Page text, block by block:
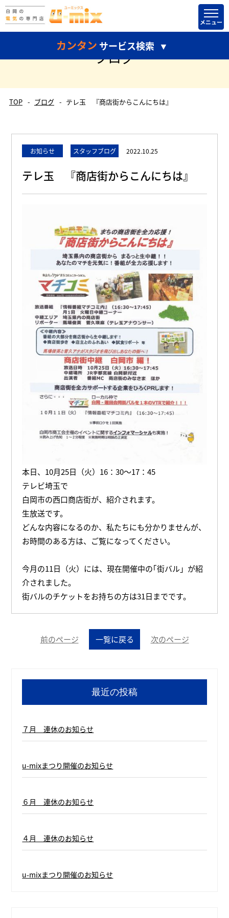
カンタン サービス検索
どちらかだけ選択して検索することもできます。
ブログ
TOP ブログ テレ玉 『商店街からこんにちは』
お知らせ スタッフブログ 2022.10.25
テレ玉 『商店街からこんにちは』
本日、10月25日（火）16：30～17：45
テレビ埼玉で
白岡市の西口商店街が、紹介されます。
生放送です。
どんな内容になるのか、私たちにも分かりませんが、
お時間のある方は、ご覧になってください。
今月の11日（火）には、現在開催中の｢街バル」が紹
介されました。
街バルのチケットをお持ちの方は31日までです。
前のページ 一覧に戻る 次のページ
最近の投稿
７月 連休のお知らせ
u-mixまつり開催のお知らせ
６月 連休のお知らせ
４月 連休のお知らせ
u-mixまつり開催のお知らせ